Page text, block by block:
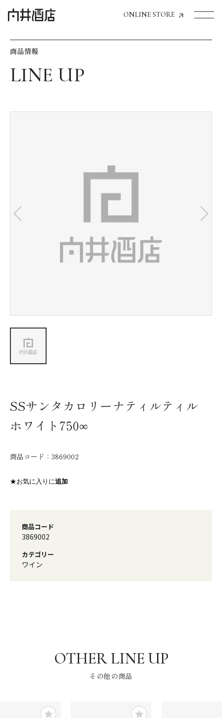
ONLINE STORE
飲食店経営のお客様
お気に入り機能の活用方法
会社情報
商品情報
SSサンタカロリーナティルティル
ホワイト750∞
商品コード： 3869002
★お気に入りに追加
商品コード
3869002
カテゴリー
ワイン
その他の商品